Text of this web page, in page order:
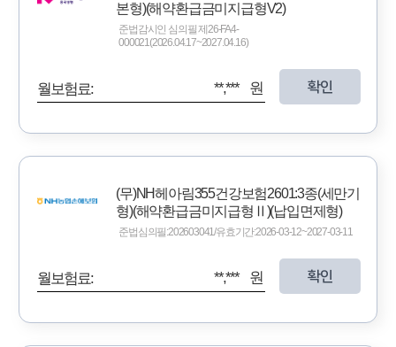
본형)(해약환급금미지급형V2)
준법감시인 심의필 제26-FA4-
000021(2026.04.17~2027.04.16)
월보험료: **,*** 원 확인
(무)NH헤아림355건강보험2601:3종(세만기
형)(해약환급금미지급형Ⅱ)(납입면제형)
준법심의필:202603041/유효기간:2026-03-12~2027-03-11
월보험료: **,*** 원 확인